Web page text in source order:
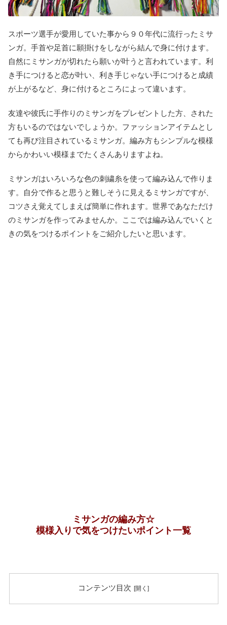
スポーツ選手が愛用していた事から９０年代に流行ったミサ
ンガ。手首や足首に願掛けをしながら結んで身に付けます。
自然にミサンガが切れたら願いが叶うと言われています。利
き手につけると恋が叶い、利き手じゃない手につけると成績
が上がるなど、身に付けるところによって違います。
友達や彼氏に手作りのミサンガをプレゼントした方、された
方もいるのではないでしょうか。ファッションアイテムとし
ても再び注目されているミサンガ。編み方もシンプルな模様
からかわいい模様までたくさんありますよね。
ミサンガはいろいろな色の刺繍糸を使って編み込んで作りま
す。自分で作ると思うと難しそうに見えるミサンガですが、
コツさえ覚えてしまえば簡単に作れます。世界であなただけ
のミサンガを作ってみませんか。ここでは編み込んでいくと
きの気をつけるポイントをご紹介したいと思います。
ミサンガの編み方☆
模様入りで気をつけたいポイント一覧
コンテンツ目次